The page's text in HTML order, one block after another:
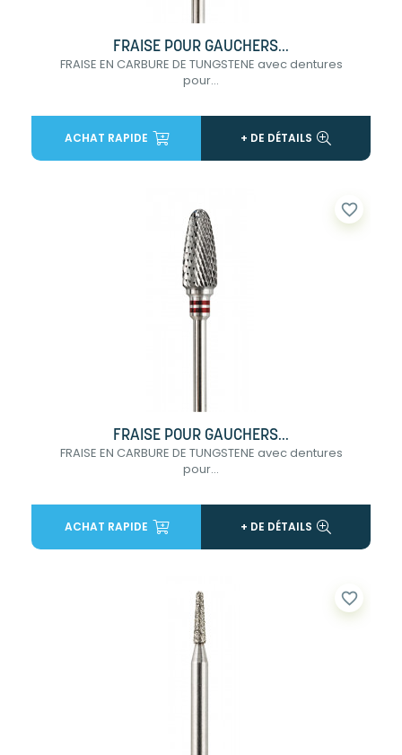
FRAISE POUR GAUCHERS...
FRAISE EN CARBURE DE TUNGSTENE avec dentures
pour...
ACHAT RAPIDE + DE DÉTAILS
favorite_border
FRAISE POUR GAUCHERS...
FRAISE EN CARBURE DE TUNGSTENE avec dentures
pour...
ACHAT RAPIDE + DE DÉTAILS
favorite_border